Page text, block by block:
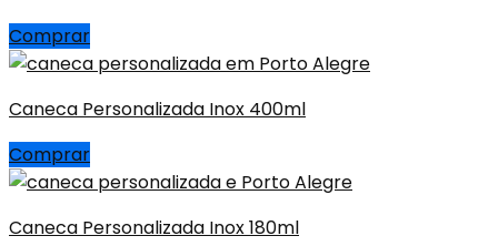
Comprar
Caneca Personalizada Inox 400ml
Comprar
Caneca Personalizada Inox 180ml